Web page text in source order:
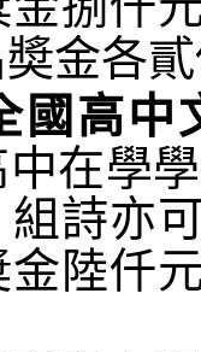
金各
國高中
在學
組詩亦
陸仟